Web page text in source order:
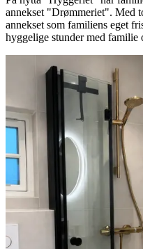
annekset "Drømmeriet". Med
annekset som familiens eget
hyggelige stunder med familie